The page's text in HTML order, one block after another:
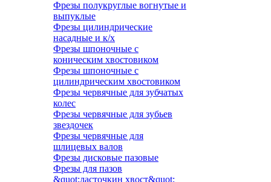
Фрезы полукруглые вогнутые и
выпуклые
Фрезы цилиндрические
насадные и к/х
Фрезы шпоночные с
коническим хвостовиком
Фрезы шпоночные с
цилиндрическим хвостовиком
Фрезы червячные для зубчатых
колес
Фрезы червячные для зубьев
звездочек
Фрезы червячные для
шлицевых валов
Фрезы дисковые пазовые
Фрезы для пазов
&quot;ласточкин хвост&quot;